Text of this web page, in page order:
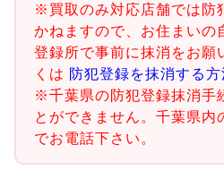
※買取のみ対応店舗では防
かねますので、お住まいの
登録所で事前に抹消をお願
くは 防犯登録を抹消する方
※千葉県の防犯登録抹消手
とができません。千葉県内
でお電話下さい。